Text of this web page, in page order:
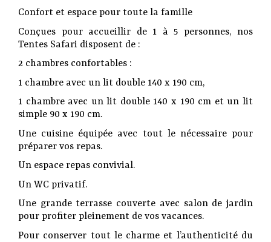
Confort et espace pour toute la famille
Conçues pour accueillir de 1 à 5 personnes, nos
Tentes Safari disposent de :
2 chambres confortables :
1 chambre avec un lit double 140 x 190 cm,
1 chambre avec un lit double 140 x 190 cm et un lit
simple 90 x 190 cm.
Une cuisine équipée avec tout le nécessaire pour
préparer vos repas.
Un espace repas convivial.
Un WC privatif.
Une grande terrasse couverte avec salon de jardin
pour profiter pleinement de vos vacances.
Pour conserver tout le charme et l’authenticité du